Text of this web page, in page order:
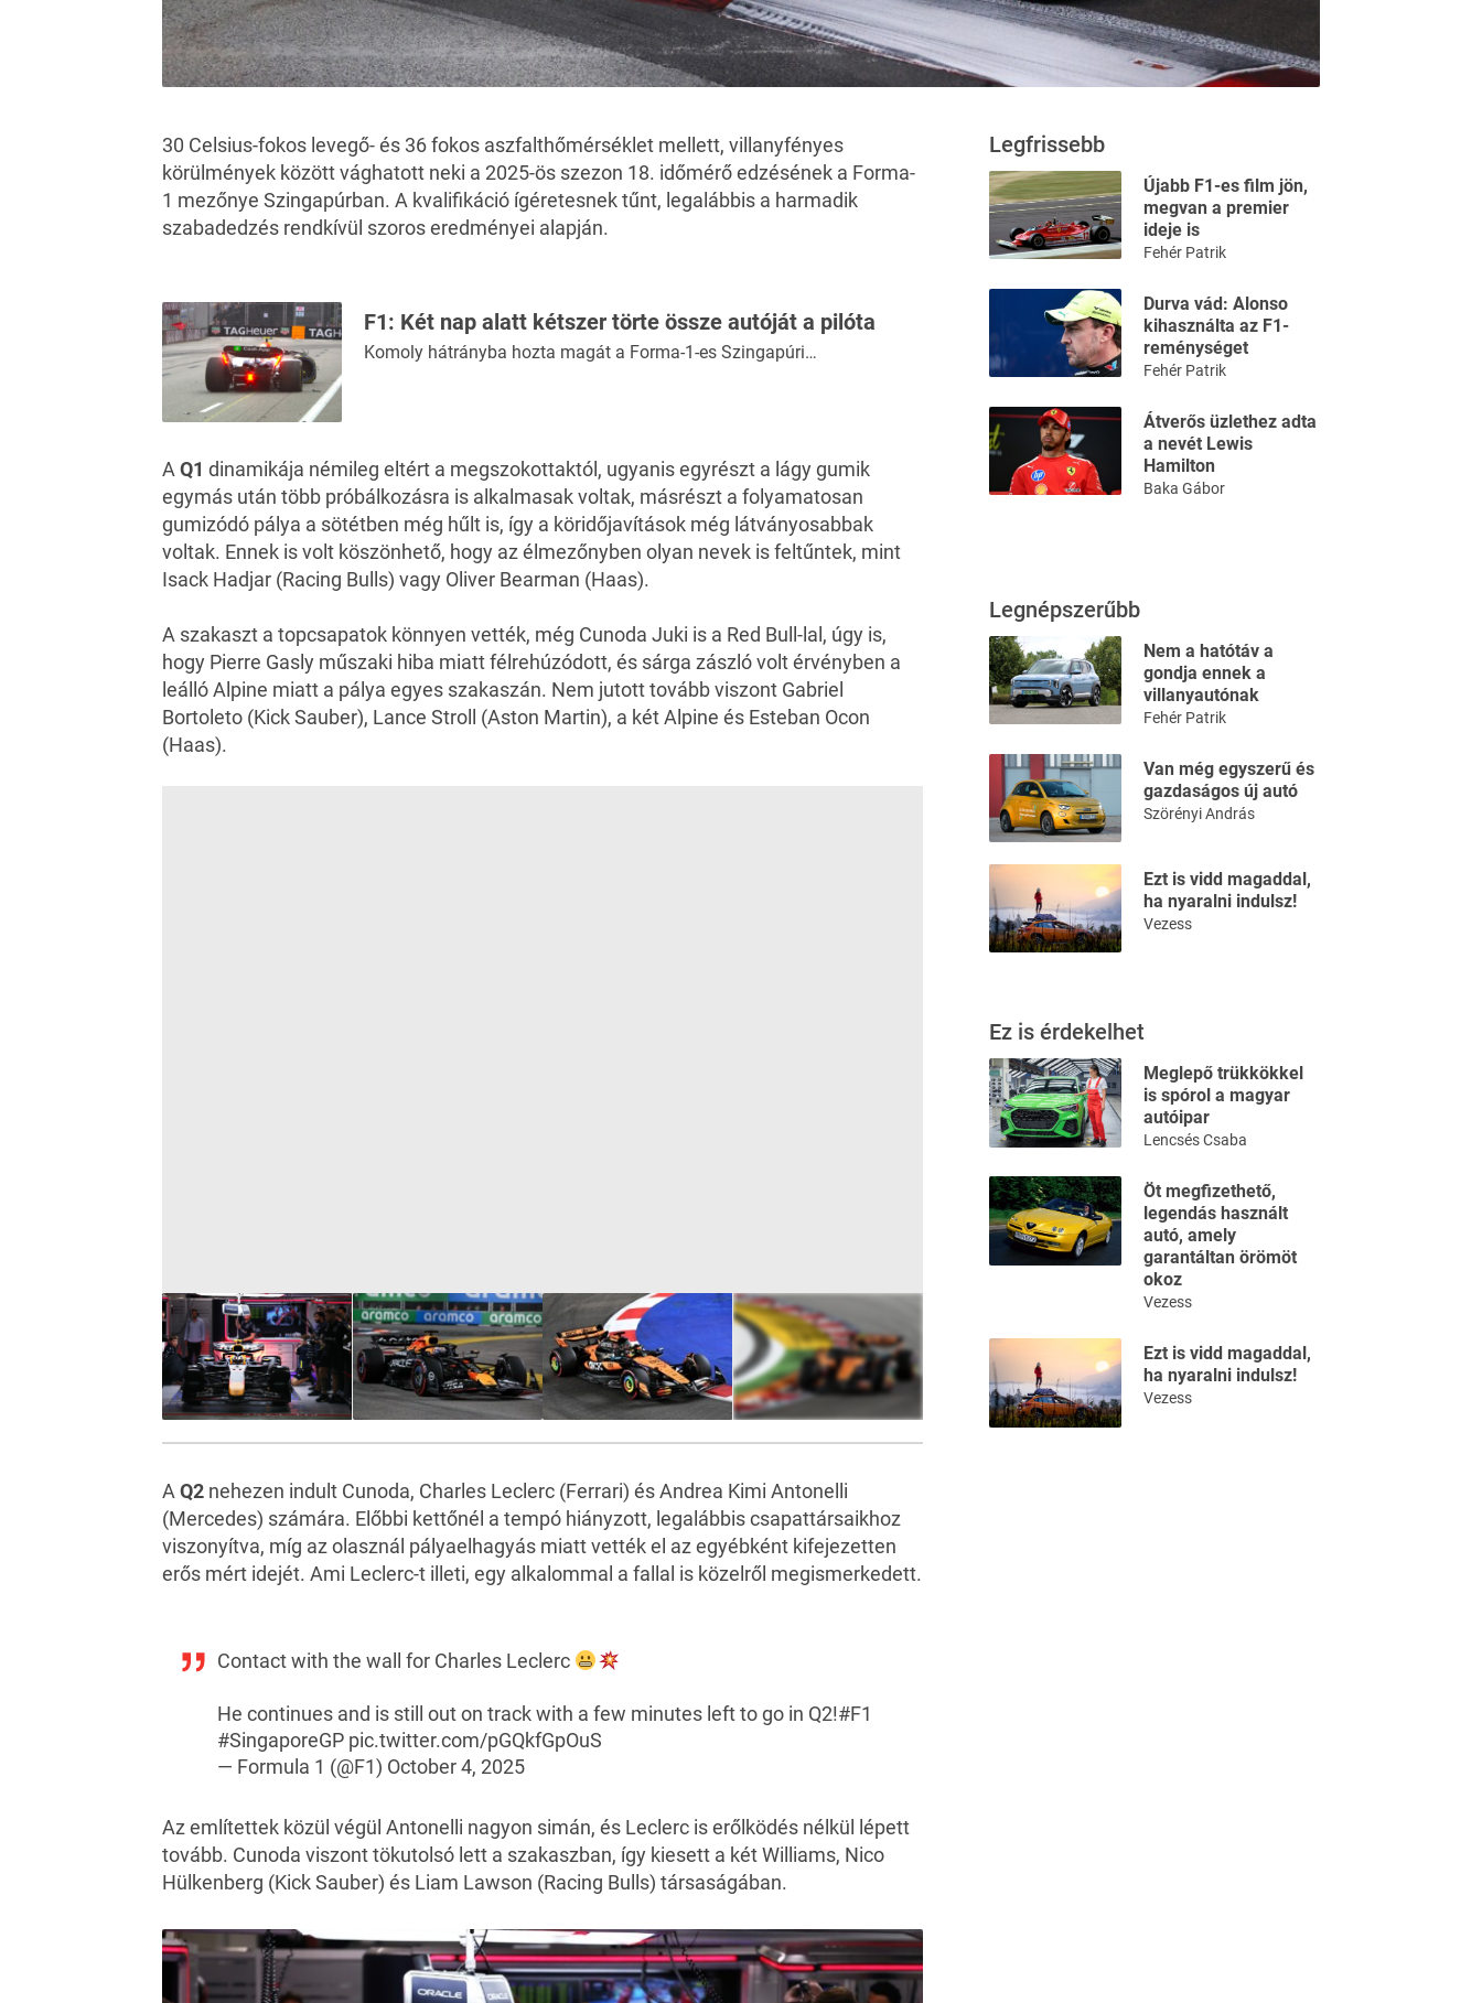
30 Celsius-fokos levegő- és 36 fokos aszfalthőmérséklet mellett, villanyfényes
körülmények között vághatott neki a 2025-ös szezon 18. időmérő edzésének a Forma-
1 mezőnye Szingapúrban. A kvalifikáció ígéretesnek tűnt, legalábbis a harmadik
szabadedzés rendkívül szoros eredményei alapján.
F1: Két nap alatt kétszer törte össze autóját a pilóta
Komoly hátrányba hozta magát a Forma-1-es Szingapúri…
A Q1 dinamikája némileg eltért a megszokottaktól, ugyanis egyrészt a lágy gumik
egymás után több próbálkozásra is alkalmasak voltak, másrészt a folyamatosan
gumizódó pálya a sötétben még hűlt is, így a köridőjavítások még látványosabbak
voltak. Ennek is volt köszönhető, hogy az élmezőnyben olyan nevek is feltűntek, mint
Isack Hadjar (Racing Bulls) vagy Oliver Bearman (Haas).
A szakaszt a topcsapatok könnyen vették, még Cunoda Juki is a Red Bull-lal, úgy is,
hogy Pierre Gasly műszaki hiba miatt félrehúzódott, és sárga zászló volt érvényben a
leálló Alpine miatt a pálya egyes szakaszán. Nem jutott tovább viszont Gabriel
Bortoleto (Kick Sauber), Lance Stroll (Aston Martin), a két Alpine és Esteban Ocon
(Haas).
A Q2 nehezen indult Cunoda, Charles Leclerc (Ferrari) és Andrea Kimi Antonelli
(Mercedes) számára. Előbbi kettőnél a tempó hiányzott, legalábbis csapattársaikhoz
viszonyítva, míg az olasznál pályaelhagyás miatt vették el az egyébként kifejezetten
erős mért idejét. Ami Leclerc-t illeti, egy alkalommal a fallal is közelről megismerkedett.
Contact with the wall for Charles Leclerc
He continues and is still out on track with a few minutes left to go in Q2!#F1
#SingaporeGP pic.twitter.com/pGQkfGpOuS
— Formula 1 (@F1) October 4, 2025
Az említettek közül végül Antonelli nagyon simán, és Leclerc is erőlködés nélkül lépett
tovább. Cunoda viszont tökutolsó lett a szakaszban, így kiesett a két Williams, Nico
Hülkenberg (Kick Sauber) és Liam Lawson (Racing Bulls) társaságában.
Legfrissebb
Újabb F1-es film jön,
megvan a premier
ideje is
Fehér Patrik
Durva vád: Alonso
kihasználta az F1-
reménységet
Fehér Patrik
Átverős üzlethez adta
a nevét Lewis
Hamilton
Baka Gábor
Legnépszerűbb
Nem a hatótáv a
gondja ennek a
villanyautónak
Fehér Patrik
Van még egyszerű és
gazdaságos új autó
Szörényi András
Ezt is vidd magaddal,
ha nyaralni indulsz!
Vezess
Ez is érdekelhet
Meglepő trükkökkel
is spórol a magyar
autóipar
Lencsés Csaba
Öt megfizethető,
legendás használt
autó, amely
garantáltan örömöt
okoz
Vezess
Ezt is vidd magaddal,
ha nyaralni indulsz!
Vezess